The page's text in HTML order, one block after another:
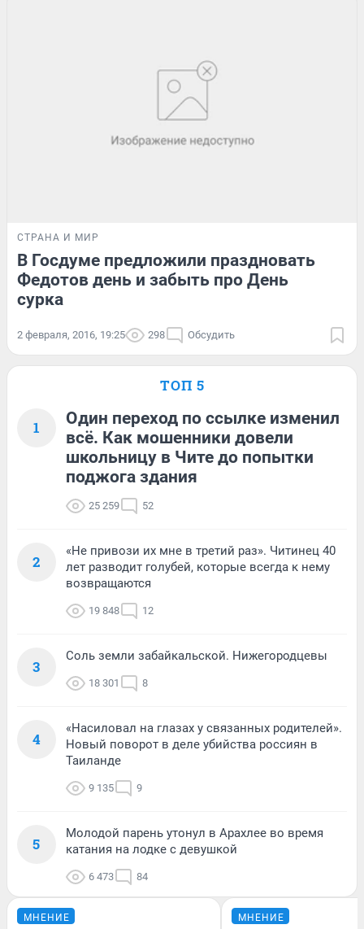
СТРАНА И МИР
В Госдуме предложили праздновать
Федотов день и забыть про День
сурка
2 февраля, 2016, 19:25 298 Обсудить
ТОП 5
1
Один переход по ссылке изменил
всё. Как мошенники довели
школьницу в Чите до попытки
поджога здания
25 259 52
2
«Не привози их мне в третий раз». Читинец 40
лет разводит голубей, которые всегда к нему
возвращаются
19 848 12
3
Соль земли забайкальской. Нижегородцевы
18 301 8
4
«Насиловал на глазах у связанных родителей».
Новый поворот в деле убийства россиян в
Таиланде
9 135 9
5
Молодой парень утонул в Арахлее во время
катания на лодке с девушкой
6 473 84
МНЕНИЕ МНЕНИЕ